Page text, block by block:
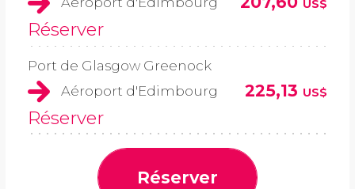
US$
Réserver
Port de Glasgow Greenock
Aéroport d'Edimbourg
225,13 US$
Réserver
Réserver